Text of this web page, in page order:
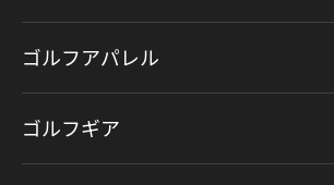
ゴルフアパレル
ゴルフギア